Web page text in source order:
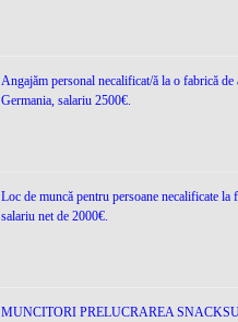
Angajăm personal necalificat/ă la o fabrică de
Germania, salariu 2500€.
Loc de muncǎ pentru persoane necalificate
salariu net de 2000€.
MUNCITORI PRELUCRAREA